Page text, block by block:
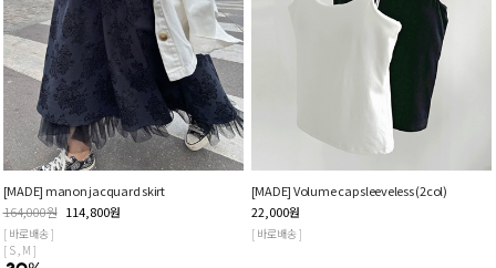
[MADE] manon jacquard skirt
164,000원 114,800원
[ 바로배송 ]
[ S , M ]
[MADE] Volume cap sleeveless (2col)
22,000원
[ 바로배송 ]